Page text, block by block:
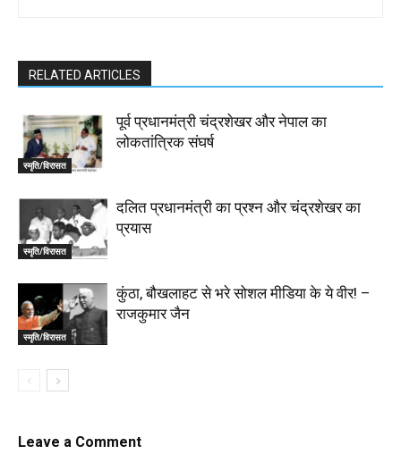
RELATED ARTICLES
स्मृति/विरासत
पूर्व प्रधानमंत्री चंद्रशेखर और नेपाल का
लोकतांत्रिक संघर्ष
स्मृति/विरासत
दलित प्रधानमंत्री का प्रश्न और चंद्रशेखर का
प्रयास
स्मृति/विरासत
कुंठा, बौखलाहट से भरे सोशल मीडिया के ये वीर! –
राजकुमार जैन
Leave a Comment